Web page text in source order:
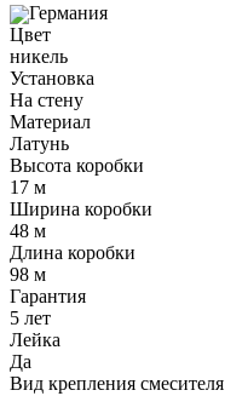
Германия
Цвет
никель
Установка
На стену
Материал
Латунь
Высота коробки
17 м
Ширина коробки
48 м
Длина коробки
98 м
Гарантия
5 лет
Лейка
Да
Вид крепления смесителя